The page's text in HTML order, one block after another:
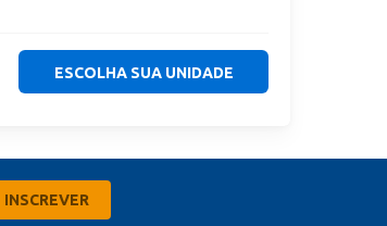
ESCOLHA SUA UNIDADE